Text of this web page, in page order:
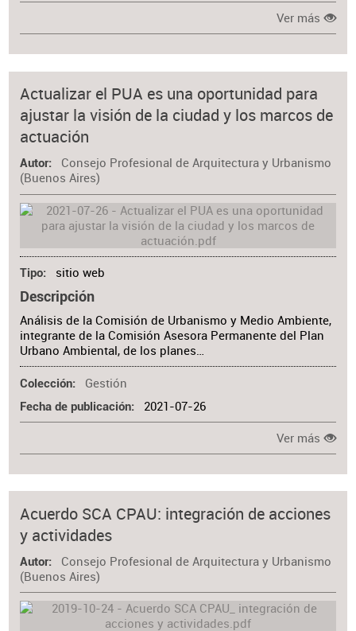
Ver más
Actualizar el PUA es una oportunidad para
ajustar la visión de la ciudad y los marcos de
actuación
Autor
Consejo Profesional de Arquitectura y Urbanismo
(Buenos Aires)
Tipo sitio web
Descripción
Análisis de la Comisión de Urbanismo y Medio Ambiente,
integrante de la Comisión Asesora Permanente del Plan
Urbano Ambiental, de los planes…
Colección Gestión
Fecha de publicación 2021-07-26
Ver más
Acuerdo SCA CPAU: integración de acciones
y actividades
Autor
Consejo Profesional de Arquitectura y Urbanismo
(Buenos Aires)